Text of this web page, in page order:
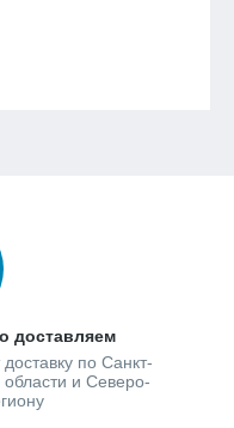
доставляем
по Санкт-
области и Северо-